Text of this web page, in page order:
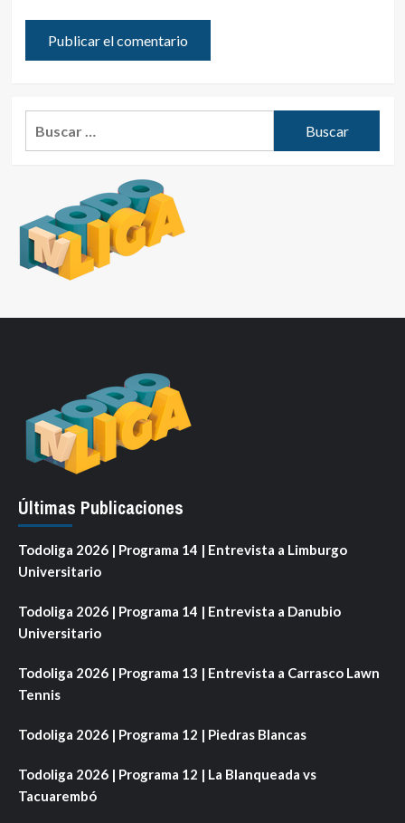
Últimas Publicaciones
Todoliga 2026 | Programa 14 | Entrevista a Limburgo
Universitario
Todoliga 2026 | Programa 14 | Entrevista a Danubio
Universitario
Todoliga 2026 | Programa 13 | Entrevista a Carrasco Lawn
Tennis
Todoliga 2026 | Programa 12 | Piedras Blancas
Todoliga 2026 | Programa 12 | La Blanqueada vs
Tacuarembó